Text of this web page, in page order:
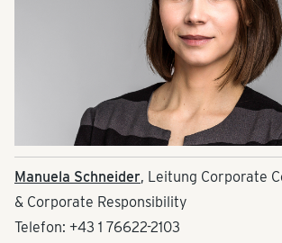
Manuela Schneider, Leitung Corporate
& Corporate Responsibility
Telefon: +43 1 76622-2103